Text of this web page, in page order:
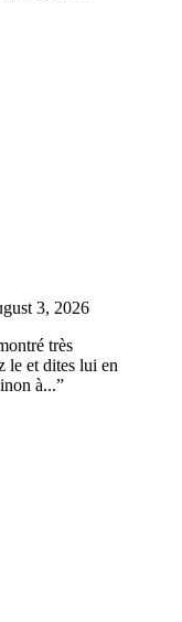
3, 2026
très
le et dites lui en
à...”